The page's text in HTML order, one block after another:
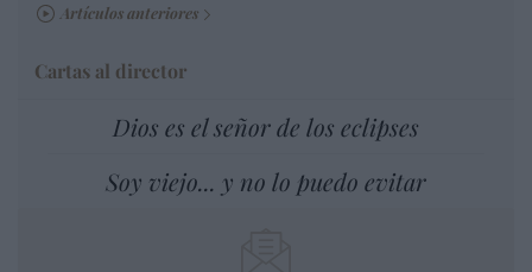
Artículos anteriores
Cartas al director
Dios es el señor de los eclipses
Soy viejo... y no lo puedo evitar